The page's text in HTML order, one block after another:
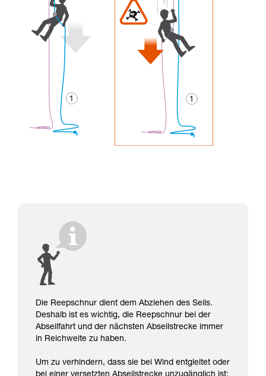
Die Reepschnur dient dem Abziehen des Seils.
Deshalb ist es wichtig, die Reepschnur bei der
Abseilfahrt und der nächsten Abseilstrecke immer
in Reichweite zu haben.
Um zu verhindern, dass sie bei Wind entgleitet oder